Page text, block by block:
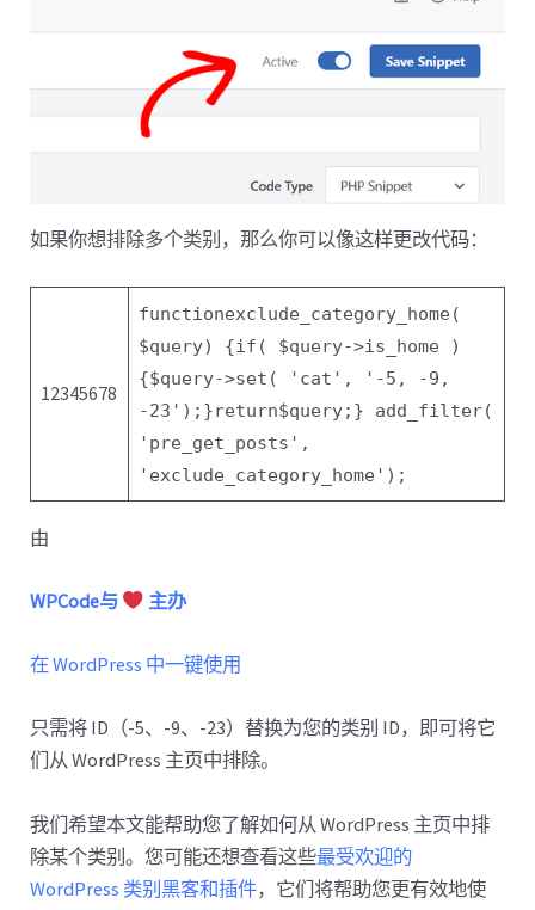
如果你想排除多个类别，那么你可以像这样更改代码：
12345678
functionexclude_category_home(
$query) {if ( $query->is_home )
{$query->set( 'cat' ,
'-5, -9,
-23' ); }return$query; }
add_filter(
'pre_get_posts' ,
'exclude_category_home' );
由
WPCode与 主办
在 WordPress 中一键使用
只需将 ID（-5、-9、-23）替换为您的类别 ID，即可将它
们从 WordPress 主页中排除。
我们希望本文能帮助您了解如何从 WordPress 主页中排
除某个类别。您可能还想查看这些最受欢迎的
WordPress 类别黑客和插件，它们将帮助您更有效地使